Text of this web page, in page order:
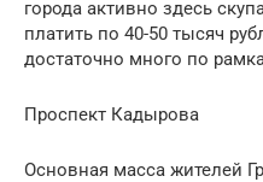
города активно здесь
платить по 40-50 тысяч
достаточно много по
Проспект Кадырова
Основная масса жителей